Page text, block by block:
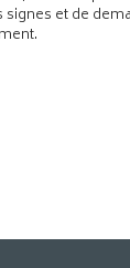
signes et de